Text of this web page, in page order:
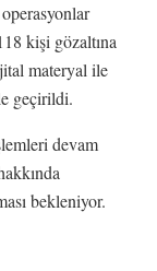
kişi gözaltına
materyal ile
geçirildi.
devam
bekleniyor.